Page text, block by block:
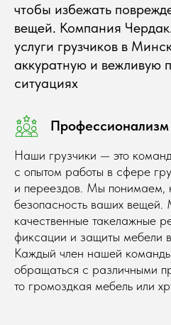
чтобы избежать
вещей. Компания
услуги грузчиков в
аккуратную и вежливую
ситуациях
Наши грузчики — это
с опытом работы в сфере
и переездов. Мы понимаем,
безопасность ваших вещей.
качественные такелажные
фиксации и защиты мебели
Каждый член нашей
обращаться с различными
то громоздкая мебель или